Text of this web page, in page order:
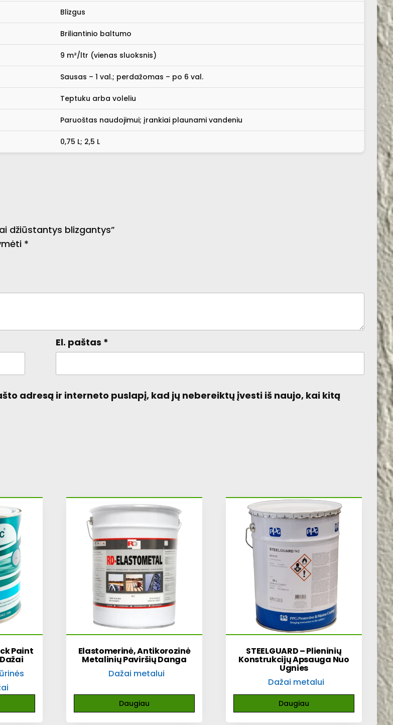
Blizgus
Briliantinio baltumo
9 m²/ltr (vienas sluoksnis)
Sausas – 1 val.; perdažomas – po 6 val.
Teptuku arba voleliu
Paruoštas naudojimui; įrankiai plaunami vandeniu
0,75 L; 2,5 L
džiūstantys blizgantys”
*
El. paštas *
adresą ir interneto puslapį, kad jų nebereiktų įvesti iš naujo, kai kitą
Paint Elastomerinė, Antikorozinė
Metalinių Paviršių Danga
Dažai metalui
Daugiau
STEELGUARD – Plieninių
Konstrukcijų Apsauga Nuo
Ugnies
Dažai metalui
Daugiau